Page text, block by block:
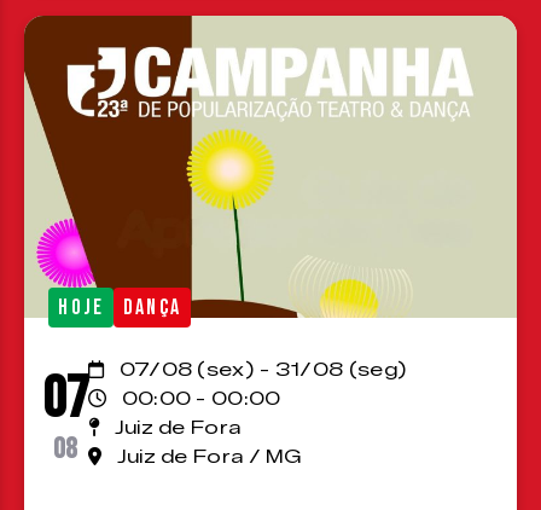
HOJE DANÇA
07
08
07/08 (sex) - 31/08 (seg)
00:00 - 00:00
Juiz de Fora
Juiz de Fora / MG